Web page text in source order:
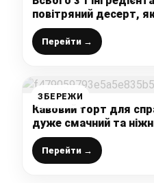
повітряний десерт,
захваті
Перейти →
ЗБЕРЕЖИ
Кавовий торт для
дуже смачний та
вашим улюбленим зі
тортів
Перейти →